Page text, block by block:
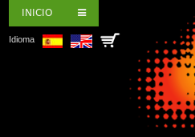
INICIO
Idioma